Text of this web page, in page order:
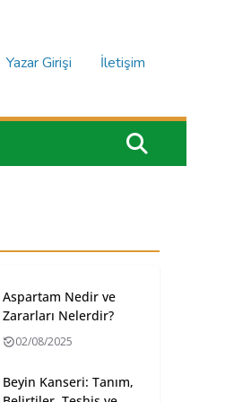
Yazar Girişi İletişim
Aspartam Nedir ve
Zararları Nelerdir?
02/08/2025
Beyin Kanseri: Tanım,